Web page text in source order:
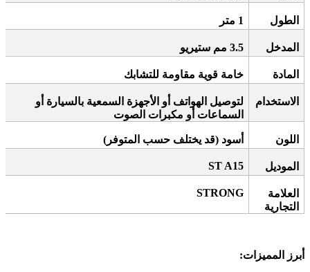
الطول 1 متر
المدخل 3.5 مم ستيريو
المادة خامة قوية مقاومة للتشابك
الاستخدام
لتوصيل الهواتف أو الأجهزة السمعية بالسيارة أو
السماعات أو مكبرات الصوت
اللون أسود (قد يختلف حسب المتوفر)
الموديل ST A15
العلامة
التجارية
STRONG
أبرز المميزات: